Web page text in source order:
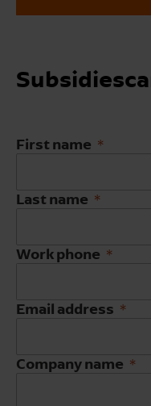
First name
Last name
Work phone
Email address
Company name